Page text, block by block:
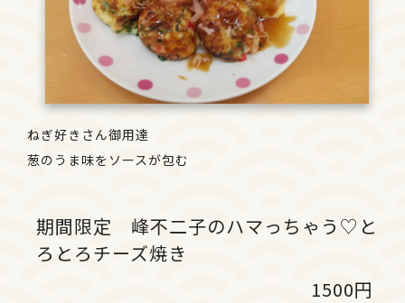
ねぎ好きさん御用達
葱のうま味をソースが包む
期間限定 峰不二子のハマっちゃう♡と
ろとろチーズ焼き
1500円